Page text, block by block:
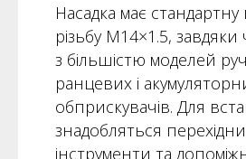
Насадка має
різьбу M14×1.5, завдяки
з більшістю моделей
ранцевих і
обприскувачів. Для
знадобляться
інструменти та